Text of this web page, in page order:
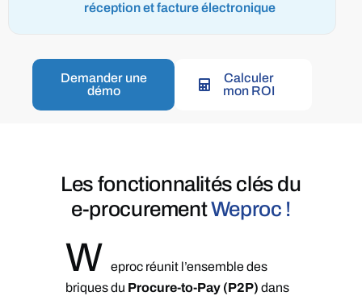
réception et facture électronique
Demander une
démo
Calculer
mon ROI
Les fonctionnalités clés du
e-procurementWeproc !​
W eproc réunit l’ensemble des
briques du Procure-to-Pay (P2P) dans